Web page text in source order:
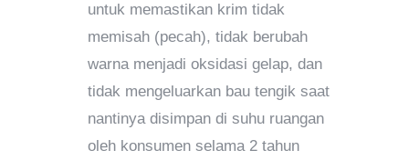
untuk memastikan krim tidak
memisah (pecah), tidak berubah
warna menjadi oksidasi gelap, dan
tidak mengeluarkan bau tengik saat
nantinya disimpan di suhu ruangan
oleh konsumen selama 2 tahun